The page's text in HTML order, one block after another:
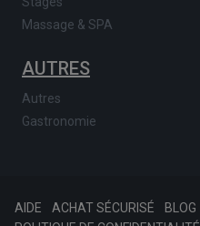
Massage & SPA
AUTRES
Autres
Gastronomie
AIDE ACHAT SÉCURISÉ BLOG